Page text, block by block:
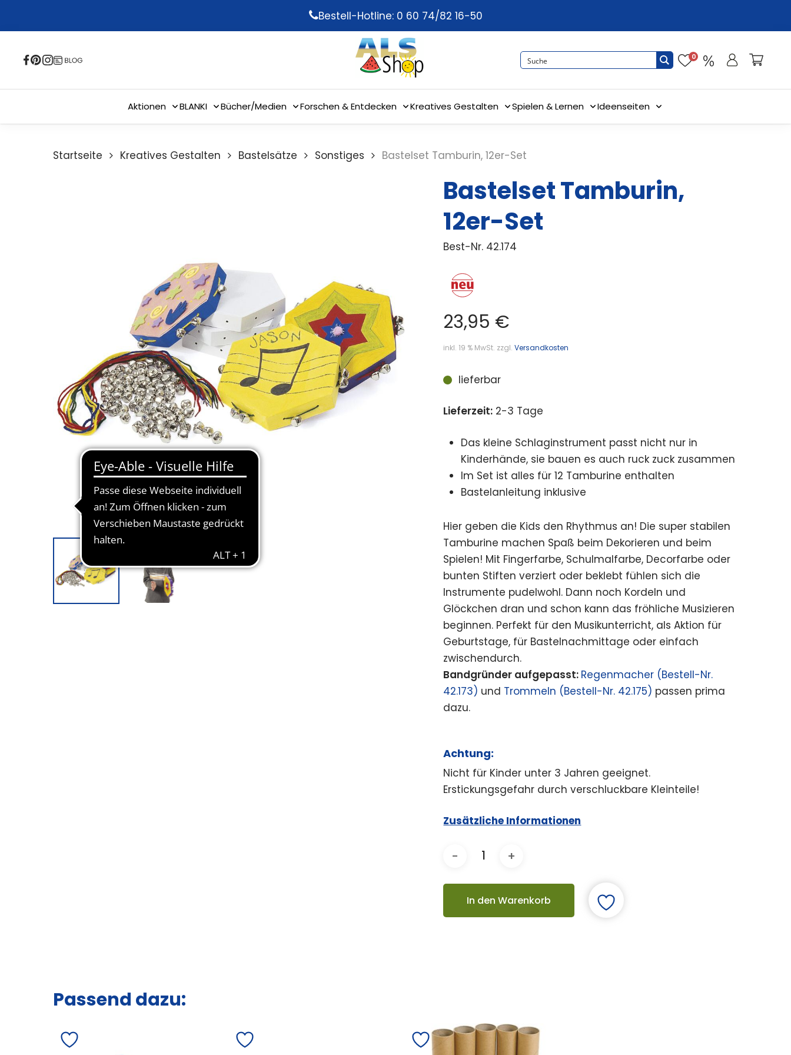
content
Bestell-Hotline: 0 60 74/82 16-50
0
Aktionen BLANKI Bücher/Medien Forschen & Entdecken Kreatives Gestalten Spielen & Lernen Ideenseiten
Startseite Kreatives Gestalten Bastelsätze Sonstiges Bastelset Tamburin, 12er-Set
Bastelset Tamburin,
12er-Set
Best-Nr. 42.174
23,95 €
inkl. 19 % MwSt. zzgl.Versandkosten
lieferbar
Lieferzeit: 2-3 Tage
Das kleine Schlaginstrument passt nicht nur in
Kinderhände, sie bauen es auch ruck zuck zusammen
Im Set ist alles für 12 Tamburine enthalten
Bastelanleitung inklusive
Hier geben die Kids den Rhythmus an! Die super stabilen
Tamburine machen Spaß beim Dekorieren und beim
Spielen! Mit Fingerfarbe, Schulmalfarbe, Decorfarbe oder
bunten Stiften verziert oder beklebt fühlen sich die
Instrumente pudelwohl. Dann noch Kordeln und
Glöckchen dran und schon kann das fröhliche Musizieren
beginnen. Perfekt für den Musikunterricht, als Aktion für
Geburtstage, für Bastelnachmittage oder einfach
zwischendurch.
Bandgründer aufgepasst: Regenmacher (Bestell-Nr.
42.173) und Trommeln (Bestell-Nr. 42.175) passen prima
dazu.
Achtung:
Nicht für Kinder unter 3 Jahren geeignet.
Erstickungsgefahr durch verschluckbare Kleinteile!
Zusätzliche Informationen
In den Warenkorb
Passend dazu: